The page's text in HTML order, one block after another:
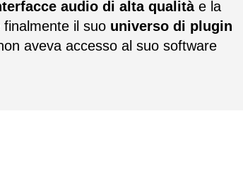
audio di alta qualitàe la
finalmente il suo universo di plugin
aveva accesso al suo software